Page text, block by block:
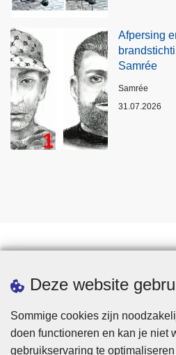
Deze website
Sommige cookies zijn
doen functioneren en kan je niet
gebruikservaring te
Afpersing
Samrée
Plaats
Samrée
31.07.2026